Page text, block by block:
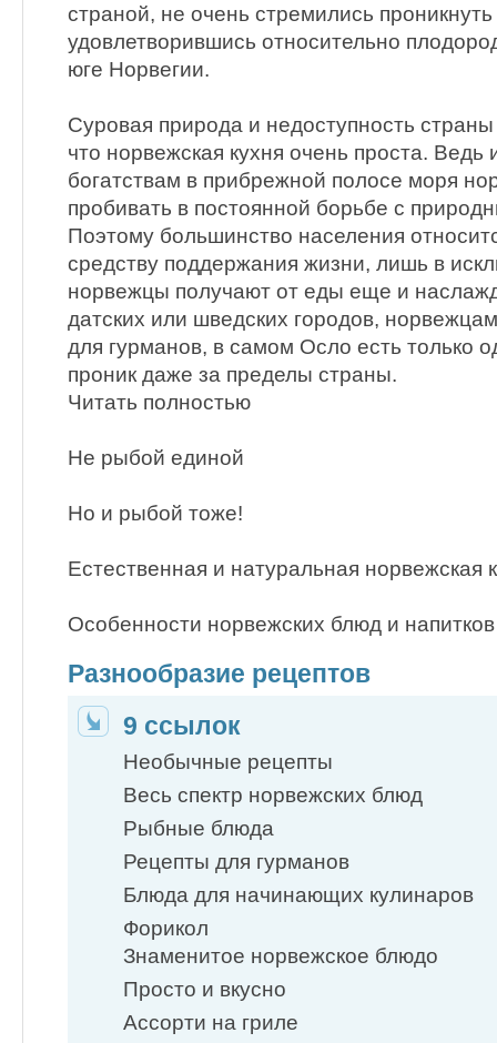
страной, не очень стремились
удовлетворившись относительно
юге Норвегии.
Суровая природа и недоступность
что норвежская кухня очень проста.
богатствам в прибрежной полосе моря
пробивать в постоянной борьбе с
Поэтому большинство населения
средству поддержания жизни, лишь в
норвежцы получают от еды еще и
датских или шведских городов,
для гурманов, в самом Осло есть только
проник даже за пределы страны.
Читать полностью
Не рыбой единой
Но и рыбой тоже!
Естественная и натуральная норвежская
Особенности норвежских блюд и напитков
Разнообразие рецептов
9 ссылок
Необычные рецепты
Весь спектр норвежских блюд
Рыбные блюда
Рецепты для гурманов
Блюда для начинающих кулинаров
Форикол
Знаменитое норвежское блюдо
Просто и вкусно
Ассорти на гриле